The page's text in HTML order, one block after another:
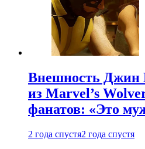
Внешность Джин
из Marvel’s
фанатов: «Это
2 года спустя2 года спустя